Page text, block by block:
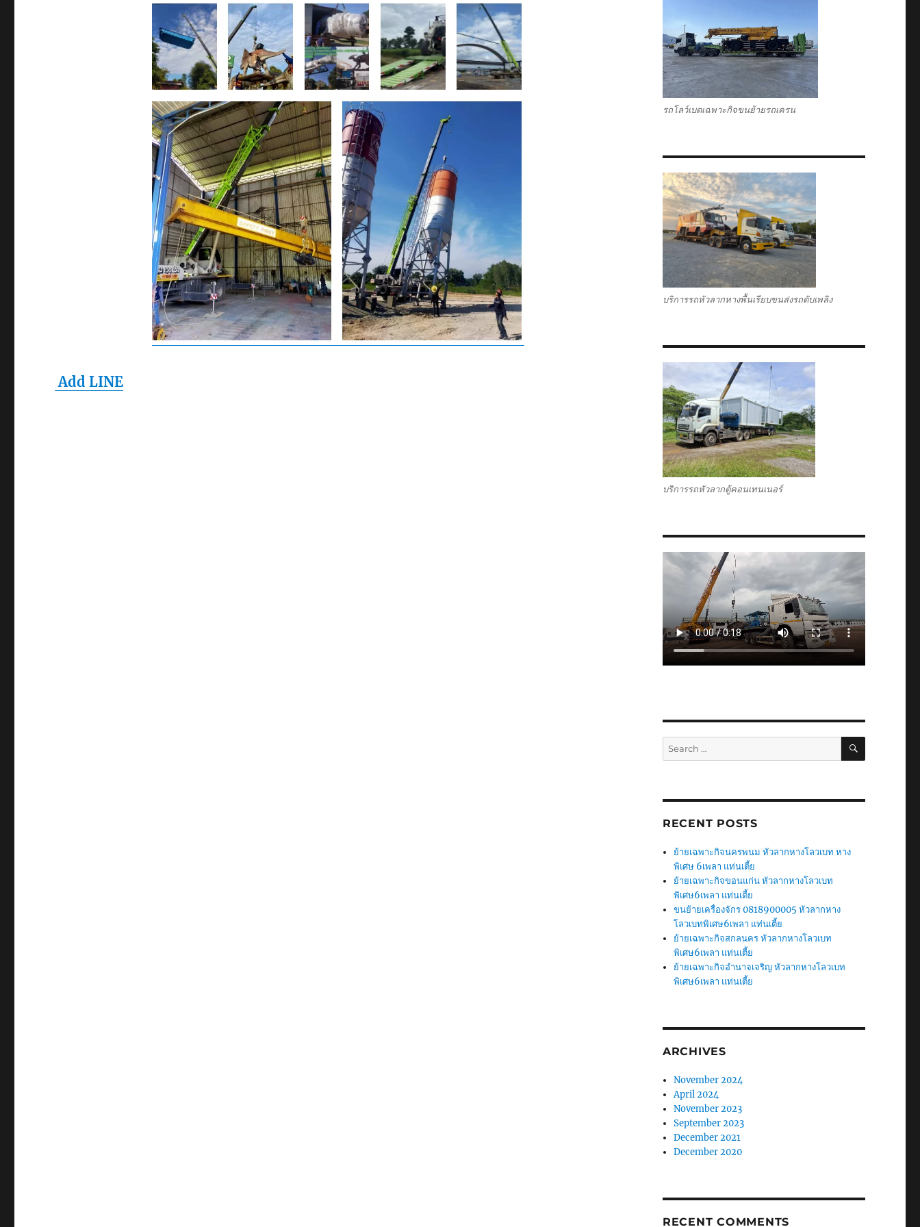
Add LINE
รถโลว์เบดเฉพาะกิจขนย้ายรถเครน
บริการรถหัวลากหางพื้นเรียบขนส่งรถดับเพลิง
บริการรถหัวลากตู้คอนเทนเนอร์
Search
for:
SEARCH
RECENT POSTS
ย้ายเฉพาะกิจนครพนม หัวลากหางโลวเบท หาง
พิเศษ 6เพลา แท่นเตี้ย
ย้ายเฉพาะกิจขอนแก่น หัวลากหางโลวเบท
พิเศษ6เพลา แท่นเตี้ย
ขนย้ายเครื่องจักร 0818900005 หัวลากหาง
โลวเบทพิเศษ6เพลา แท่นเตี้ย
ย้ายเฉพาะกิจสกลนคร หัวลากหางโลวเบท
พิเศษ6เพลา แท่นเตี้ย
ย้ายเฉพาะกิจอำนาจเจริญ หัวลากหางโลวเบท
พิเศษ6เพลา แท่นเตี้ย
ARCHIVES
November 2024
April 2024
November 2023
September 2023
December 2021
December 2020
RECENT COMMENTS